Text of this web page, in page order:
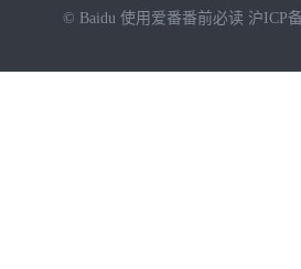
© Baidu 使用爱番番前必读 沪ICP